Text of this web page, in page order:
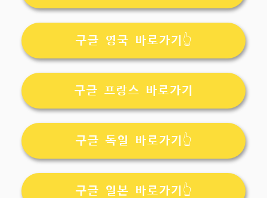
구글 영국 바로가기👆
구글 프랑스 바로가기
구글 독일 바로가기👆
구글 일본 바로가기👆